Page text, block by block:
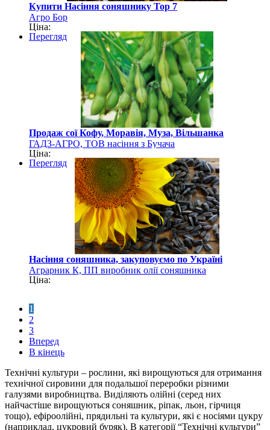
Купити Насіння соняшнику Тор 7
Агро Бор
Ціна:
Перегляд
Продаж сої Кофу, Моравія, Муза, Вільшанка
ГАДЗ-АГРО, ТОВ насіння з Бучача
Ціна:
Перегляд
Насіння соняшника, закуповуємо по Україні
Аграрник К, ПП виробник олії соняшника
Ціна:
1
2
3
Вперед
В кінець
Технічні культури – рослини, які вирощуються для отримання
технічної сировини для подальшої переробки різними
галузями виробництва. Виділяють олійні (серед них
найчастіше вирощуються соняшник, ріпак, льон, гірчиця
тощо), ефіроолійні, прядильні та культури, які є носіями цукру
(наприклад, цукровий буряк). В категорії “Технічні культури”